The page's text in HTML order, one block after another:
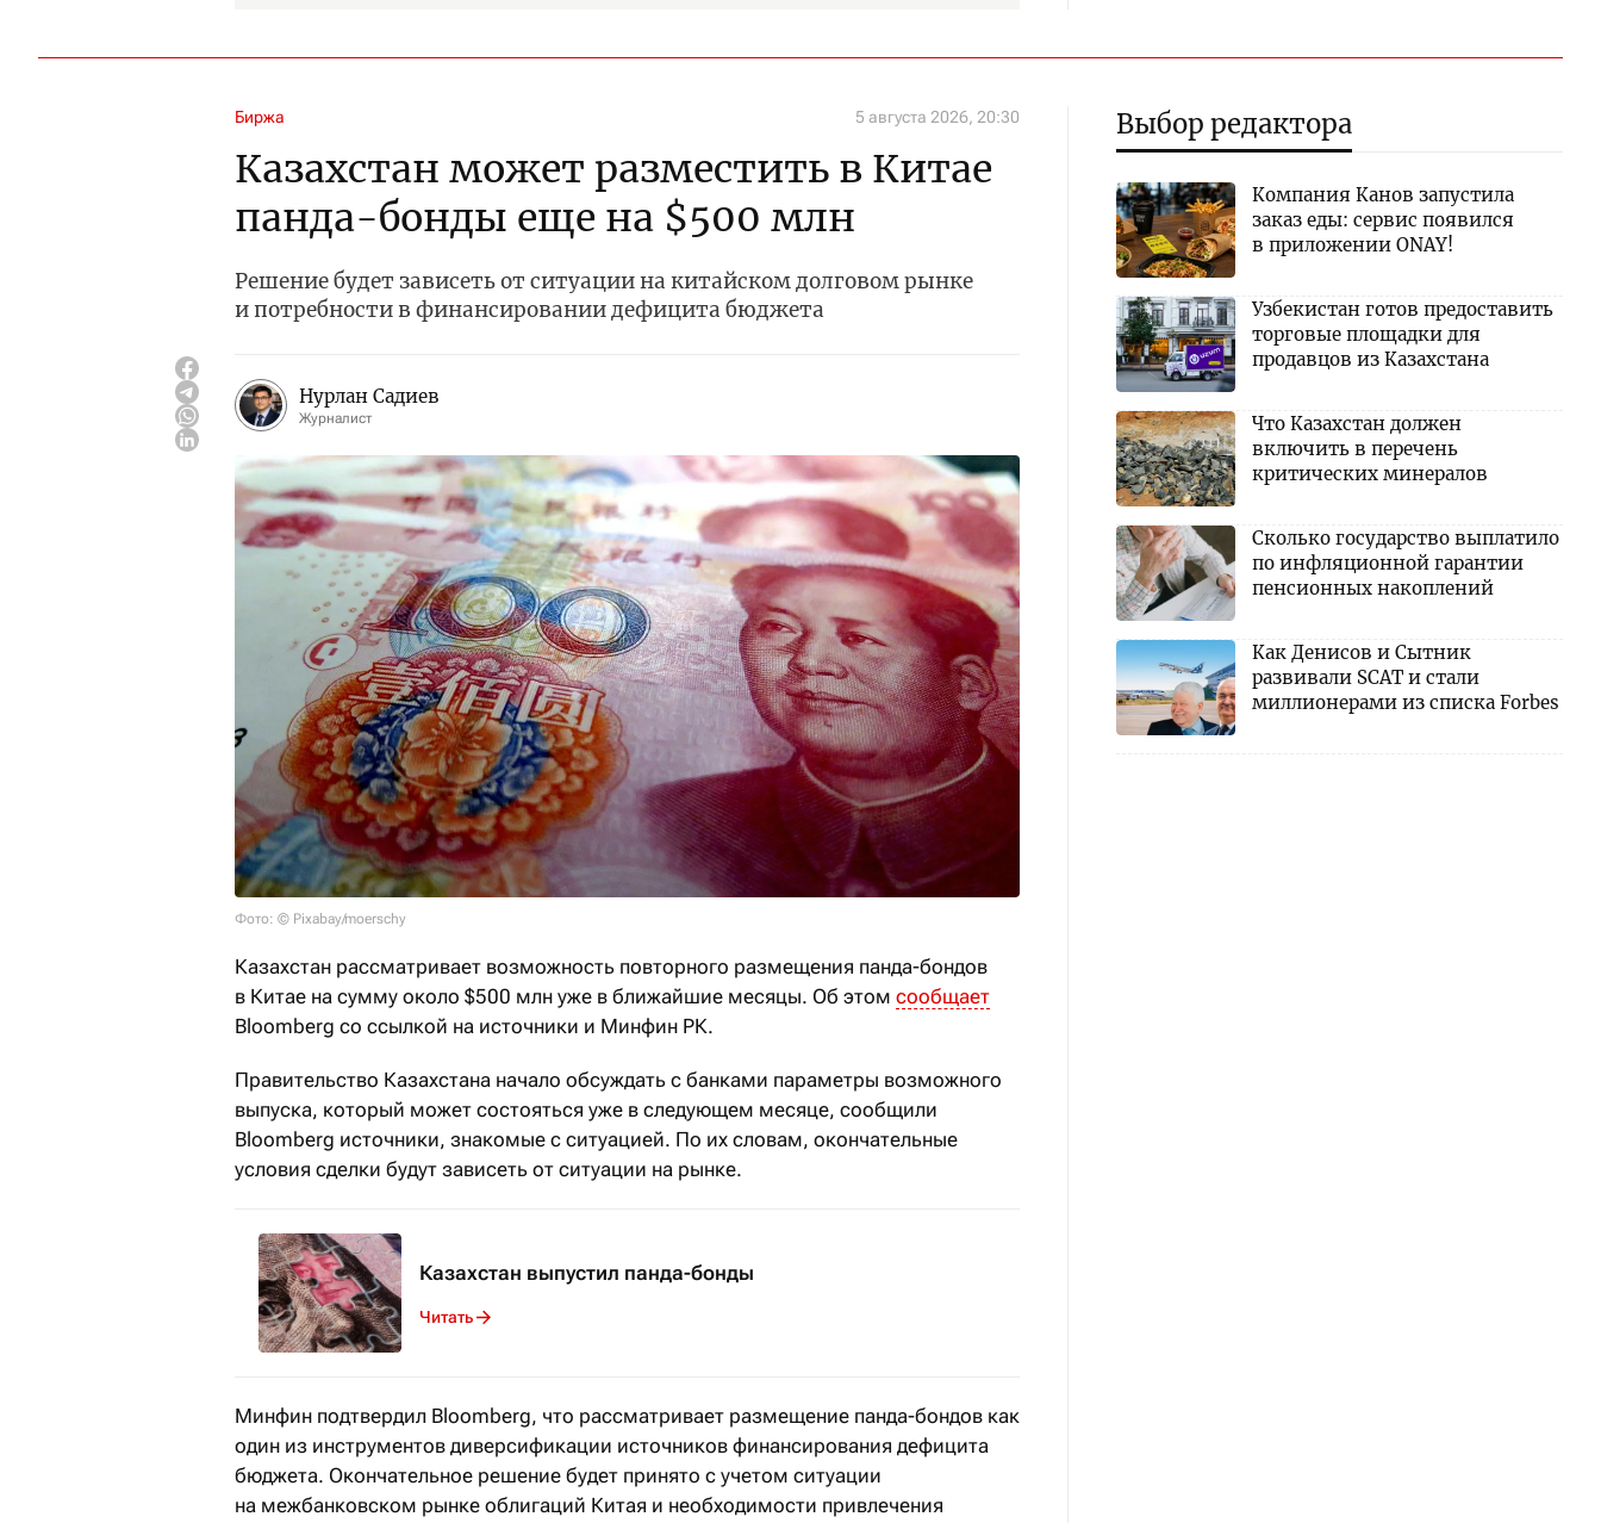
Биржа 5 августа 2026, 20:30
Казахстан может разместить в Китае
панда-бонды еще на $500 млн
Решение будет зависеть от ситуации на китайском долговом рынке
и потребности в финансировании дефицита бюджета
Нурлан Садиев
Журналист
Фото: © Pixabay/moerschy
Казахстан рассматривает возможность повторного размещения панда-бондов
в Китае на сумму около $500 млн уже в ближайшие месяцы. Об этом сообщает
Bloomberg со ссылкой на источники и Минфин РК.
Правительство Казахстана начало обсуждать с банками параметры возможного
выпуска, который может состояться уже в следующем месяце, сообщили
Bloomberg источники, знакомые с ситуацией. По их словам, окончательные
условия сделки будут зависеть от ситуации на рынке.
Казахстан выпустил панда-бонды
Читать
Минфин подтвердил Bloomberg, что рассматривает размещение панда-бондов как
один из инструментов диверсификации источников финансирования дефицита
бюджета. Окончательное решение будет принято с учетом ситуации
на межбанковском рынке облигаций Китая и необходимости привлечения
Выбор редактора
Компания Канов запустила
заказ еды: сервис появился
в приложении ONAY!
Узбекистан готов предоставить
торговые площадки для
продавцов из Казахстана
Что Казахстан должен
включить в перечень
критических минералов
Сколько государство выплатило
по инфляционной гарантии
пенсионных накоплений
Как Денисов и Сытник
развивали SCAT и стали
миллионерами из списка Forbes